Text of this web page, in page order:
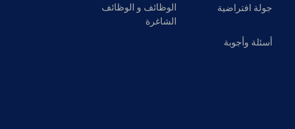
جولة افتراضية
الوظائف و الوظائف
الشاغرة
أسئلة وأجوبة